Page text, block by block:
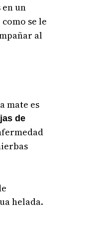
un
como se le
al
mate es
de
helada.